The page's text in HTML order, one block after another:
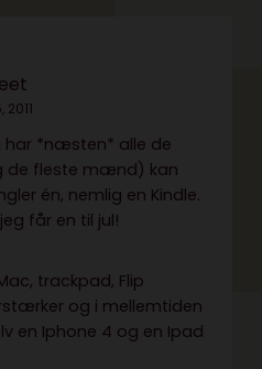
har *næsten* alle de
de fleste mænd) kan
én, nemlig en Kindle.
får en til jul!
trackpad, Flip
og i mellemtiden
en Iphone 4 og en Ipad